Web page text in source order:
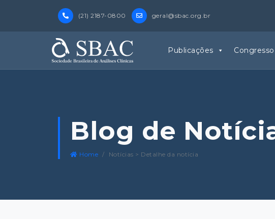
(21) 2187-0800 geral@sbac.org.br
Publicações Congresso
Blog de
Home Notícias > Detalhe da notícia